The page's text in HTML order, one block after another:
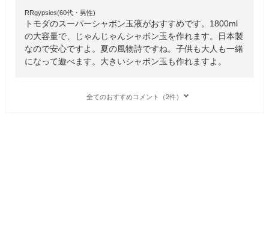
RRgypsies(60代・男性)
トモダのスーパーシャボン玉液がおすすめです。1800ml
の大容量で、じゃんじゃんシャボン玉を作れます。日本製
なので安心ですよ。夏の風物詩ですね。子供も大人も一緒
になって遊べます。大きいシャボン玉も作れますよ。
全てのおすすめコメント（2件）